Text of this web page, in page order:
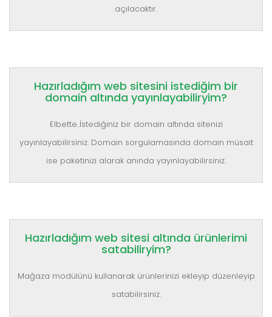
açılacaktır.
Hazırladığım web sitesini istediğim bir
domain altında yayınlayabiliryim?
Elbette..İstediğiniz bir domain altında sitenizi
yayınlayabilirsiniz. Domain sorgulamasında domain müsait
ise paketinizi alarak anında yayınlayabilirsiniz.
Hazırladığım web sitesi altında ürünlerimi
satabiliryim?
Mağaza modülünü kullanarak ürünlerinizi ekleyip düzenleyip
satabilirsiniz.